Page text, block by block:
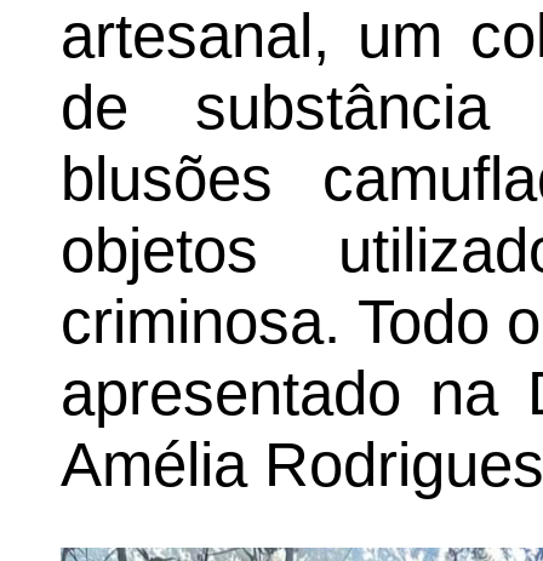
artesanal, um
de
blusões
objetos
criminosa. Todo
apresentado na
Amélia